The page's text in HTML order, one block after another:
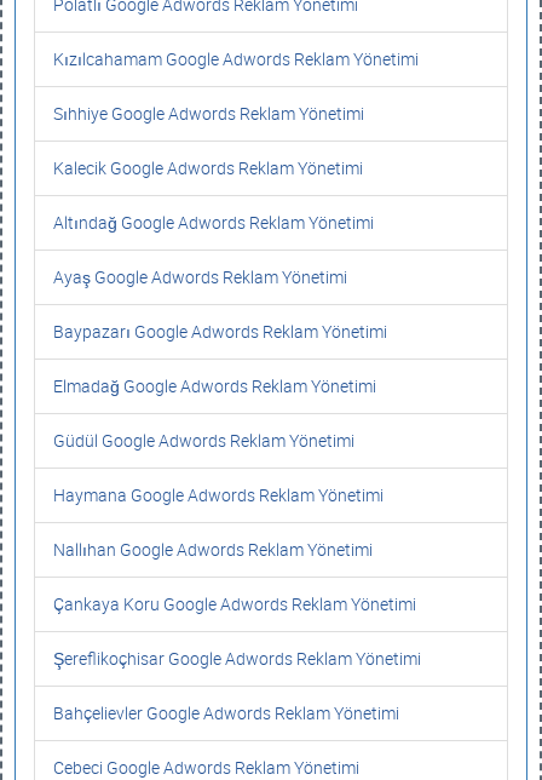
Kızılcahamam Google Adwords Reklam Yönetimi
Sıhhiye Google Adwords Reklam Yönetimi
Kalecik Google Adwords Reklam Yönetimi
Altındağ Google Adwords Reklam Yönetimi
Ayaş Google Adwords Reklam Yönetimi
Baypazarı Google Adwords Reklam Yönetimi
Elmadağ Google Adwords Reklam Yönetimi
Güdül Google Adwords Reklam Yönetimi
Haymana Google Adwords Reklam Yönetimi
Nallıhan Google Adwords Reklam Yönetimi
Çankaya Koru Google Adwords Reklam Yönetimi
Şereflikoçhisar Google Adwords Reklam Yönetimi
Bahçelievler Google Adwords Reklam Yönetimi
Cebeci Google Adwords Reklam Yönetimi